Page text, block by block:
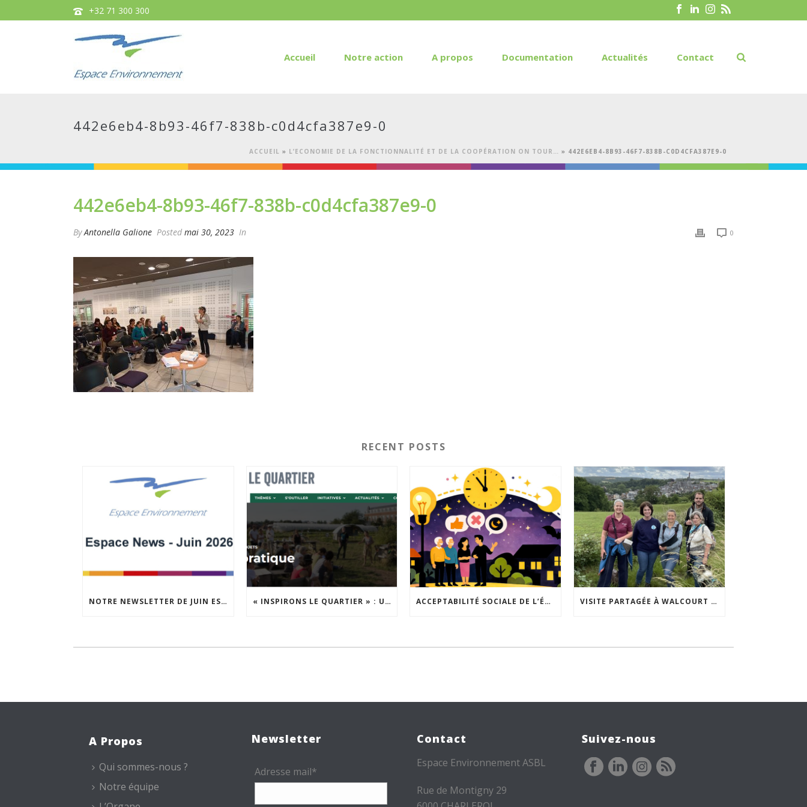
+32 71 300 300
Accueil Notre action A propos Documentation Actualités Contact
442e6eb4-8b93-46f7-838b-c0d4cfa387e9-0
ACCUEIL » L’ECONOMIE DE LA FONCTIONNALITÉ ET DE LA COOPÉRATION ON TOUR… » 442E6EB4-8B93-46F7-838B-C0D4CFA387E9-0
442e6eb4-8b93-46f7-838b-c0d4cfa387e9-0
ByAntonella Galione Posted mai 30, 2023 In 0
RECENT POSTS
NOTRE NEWSLETTER DE JUIN EST EN LIGNE ! « INSPIRONS LE QUARTIER » : UN NOUVEL APPEL À PROJETS EST LANCÉ ! ACCEPTABILITÉ SOCIALE DE L’ÉCLAIRAGE NOCTURNE : LE REPLAY EST DISPONIBLE VISITE PARTAGÉE À WALCOURT : UNE DÉMARCHE PARTICIPATIVE ANIMÉE PAR ESPACE ENVIRONNEMENT
A Propos
Qui sommes-nous ?
Notre équipe
Newsletter
Adresse mail*
Contact
Espace Environnement ASBL
Rue de Montigny 29
Suivez-nous